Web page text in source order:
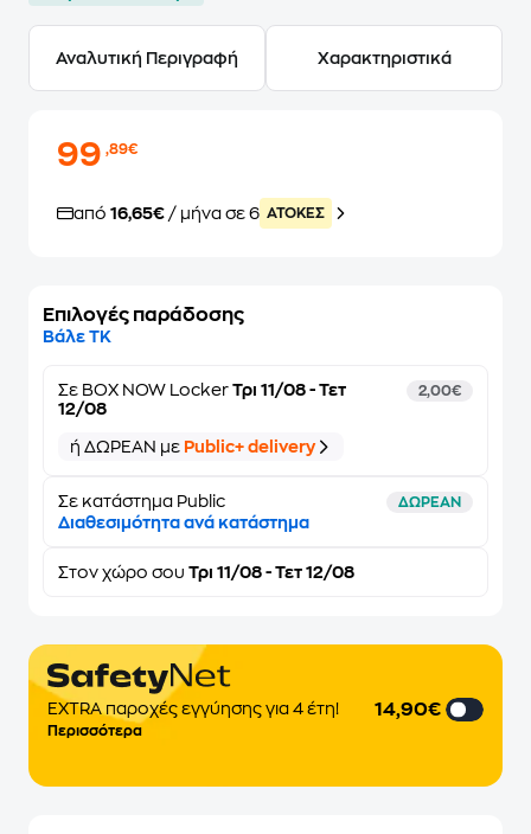
Αναλυτική Περιγραφή Χαρακτηριστικά
99,89€
από 16,65€ / μήνα σε 6 ATOKEΣ
Επιλογές παράδοσης
Βάλε ΤΚ
Σε BOX NOW Locker Τρι 11/08 - Τετ
12/08
2,00€
ή ΔΩΡΕΑΝ με Public+ delivery
Σε κατάστημα Public ΔΩΡΕΑΝ
Διαθεσιμότητα ανά κατάστημα
Στον χώρο σου Τρι 11/08 - Τετ 12/08
EXTRA παροχές εγγύησης για 4 έτη!
Περισσότερα
14,90€